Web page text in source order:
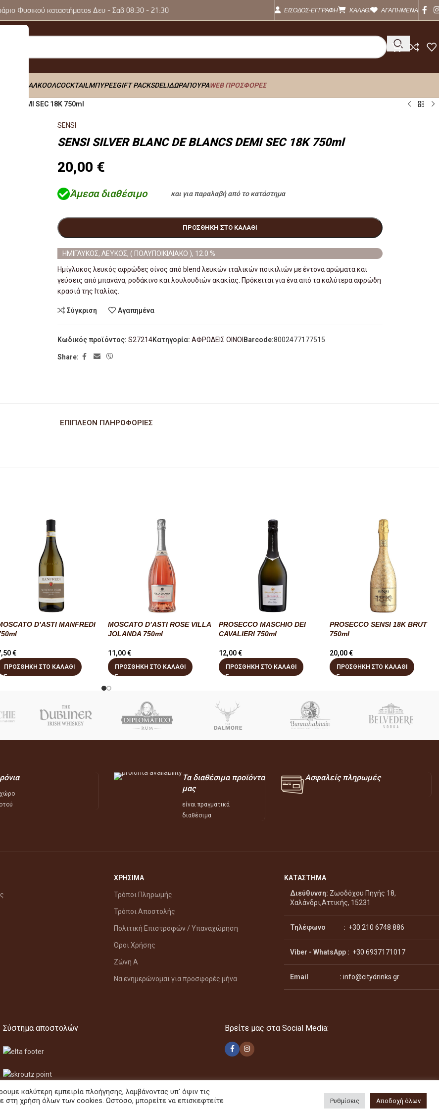
Φυσικού καταστήματος Δευ - Σαβ 08:30 - 21:30 ΕΙΣΟΔΟΣ-ΕΓΓΡΑΦΗ ΚΑΛΑΘΙ ΑΓΑΠΗΜΕΝΑ
0% ΑΛΚΟΟΛCOCKTAILΜΠΥΡΕΣGIFT PACKSDELIΔΩΡΑΠΟΥΡΑWEB ΠΡΟΣΦΟΡΕΣ
DEMI SEC 18K 750ml
SENSI
SENSI SILVER BLANC DE BLANCS DEMI SEC 18K 750ml
20,00 €
Άμεσα διαθέσιμο και για παραλαβή από το κατάστημα
ΠΡΟΣΘΉΚΗ ΣΤΟ ΚΑΛΆΘΙ
ΗΜΙΓΛΥΚΟΣ, ΛΕΥΚΟΣ, ( ΠΟΛΥΠΟΙΚΙΛΙΑΚΟ ), 12.0 %
Ημίγλυκος λευκός αφρώδες οίνος από blend λευκών ιταλικών ποικιλιών με έντονα αρώματα και
γεύσεις από μπανάνα, ροδάκινο και λουλουδιών ακακίας. Πρόκειται για ένα από τα καλύτερα αφρώδη
κρασιά της Ιταλίας.
Σύγκριση Αγαπημένα
Κωδικός προϊόντος: S27214Κατηγορία: ΑΦΡΩΔΕΙΣ ΟΙΝΟΙ Barcode:8002477177515
Share:
ΕΠΙΠΛΈΟΝ ΠΛΗΡΟΦΟΡΊΕΣ
D’ASTI MANFREDI
€
ΠΡΟΣΘΉΚΗ ΣΤΟ ΚΑΛΆΘΙ
MOSCATO D’ASTI ROSE VILLA
JOLANDA 750ml
11,00€
ΠΡΟΣΘΉΚΗ ΣΤΟ ΚΑΛΆΘΙ
PROSECCO MASCHIO DEI
CAVALIERI 750ml
12,00€
ΠΡΟΣΘΉΚΗ ΣΤΟ ΚΑΛΆΘΙ
PROSECCO SENSI 18K BRUT
750ml
20,00€
ΠΡΟΣΘΉΚΗ ΣΤΟ ΚΑΛΆΘΙ
Τα διαθέσιμα προϊόντα
μας
είναι πραγματικά
διαθέσιμα
Ασφαλείς πληρωμές
ΧΡΗΣΙΜΑ
Τρόποι Πληρωμής
Τρόποι Αποστολής
Πολιτική Επιστροφών / Υπαναχώρηση
Όροι Χρήσης
Ζώνη Α
Να ενημερώνομαι για προσφορές μήνα
ΚΑΤΑΣΤΗΜΑ
Διεύθυνση: Ζωοδόχου Πηγής 18,
Χαλάνδρι,Αττικής, 15231
Τηλέφωνο : +30 210 6748 886
Viber - WhatsApp: +30 6937171017
Email : info@citydrinks.gr
Σύστημα αποστολών Βρείτε μας στα Social Media:
City Drinks - Χαλάνδρι @ , All Right Reserved. Digital Partner: scprojects.gr
καλύτερη εμπειρία πλοήγησης, λαμβάνοντας υπ' όψιν τις
στη χρήση όλων των cookies. Ωστόσο, μπορείτε να επισκεφτείτε
Ρυθμίσεις Αποδοχή όλων